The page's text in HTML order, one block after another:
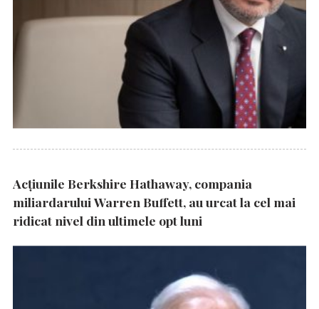
Acțiunile Berkshire Hathaway, compania
miliardarului Warren Buffett, au urcat la cel mai
ridicat nivel din ultimele opt luni